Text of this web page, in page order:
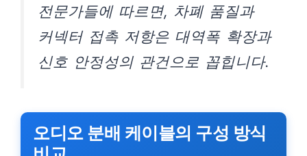
전문가들에 따르면, 차폐 품질과
커넥터 접촉 저항은 대역폭 확장과
신호 안정성의 관건으로 꼽힙니다.
오디오 분배 케이블의 구성 방식